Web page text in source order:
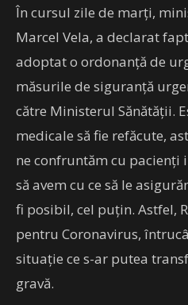
În cursul zile de marți,
Marcel Vela, a declarat
adoptat o ordonanță de
măsurile de siguranță
către Ministerul Sănătății.
medicale să fie refăcute,
ne confruntăm cu pacienți
să avem cu ce să le
fi posibil, cel puțin. Astfel,
pentru Coronavirus,
situație ce s-ar putea
gravă.